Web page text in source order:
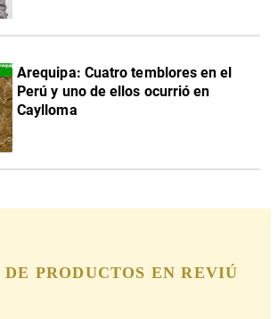
Arequipa: Cuatro temblores en el
Perú y uno de ellos ocurrió en
Caylloma